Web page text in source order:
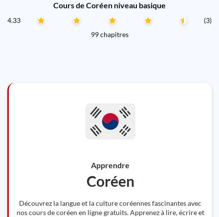
Cours de Coréen niveau basique
4.33
(3)
99 chapitres
Apprendre
Coréen
Découvrez la langue et la culture coréennes fascinantes avec
nos cours de coréen en ligne gratuits. Apprenez à lire, écrire et